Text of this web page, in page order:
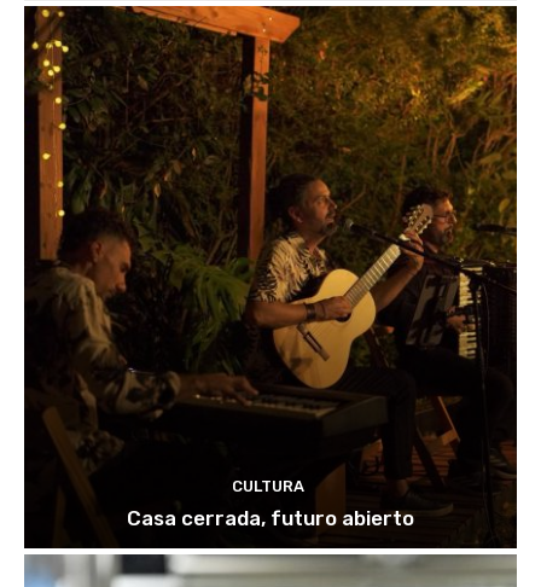
CULTURA
Casa cerrada, futuro abierto